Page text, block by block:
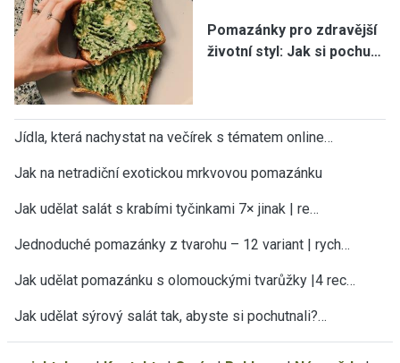
Pomazánky pro zdravější
životní styl: Jak si pochu…
Jídla, která nachystat na večírek s tématem online…
Jak na netradiční exotickou mrkvovou pomazánku
Jak udělat salát s krabími tyčinkami 7× jinak | re…
Jednoduché pomazánky z tvarohu – 12 variant | rych…
Jak udělat pomazánku s olomouckými tvarůžky |4 rec…
Jak udělat sýrový salát tak, abyste si pochutnali?…